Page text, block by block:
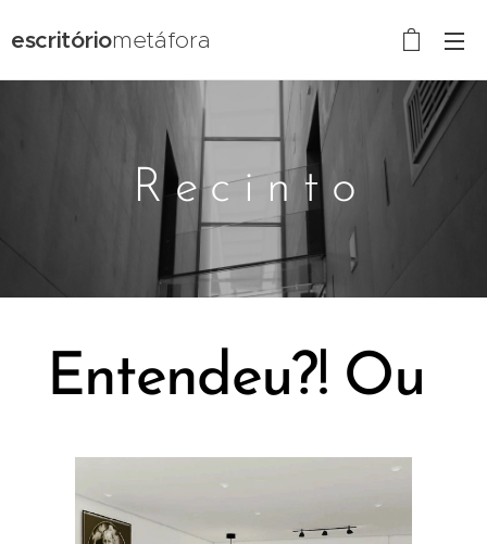
escritóriometáfora
R e c i n t o
Entendeu?! Ou